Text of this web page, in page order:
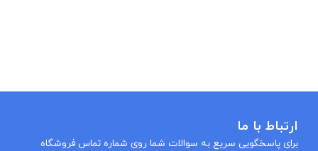
ارتباط با ما
برای پاسخگویی سریع به سوالات شما روی شماره تماس فروشگاه